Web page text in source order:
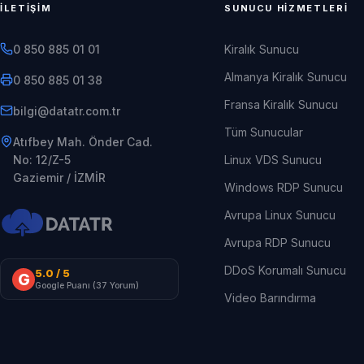
İLETIŞIM
0 850 885 01 01
0 850 885 01 38
rt.moc.rtatad@iglib
Atıfbey Mah. Önder Cad.
No: 12/Z-5
Gaziemir / İZMİR
G 5.0 / 5
Google Puanı (37 Yorum)
SUNUCU HIZMETLERI
Kiralık Sunucu
Almanya Kiralık Sunucu
Fransa Kiralık Sunucu
Tüm Sunucular
Linux VDS Sunucu
Windows RDP Sunucu
Avrupa Linux Sunucu
Avrupa RDP Sunucu
DDoS Korumalı Sunucu
Video Barındırma